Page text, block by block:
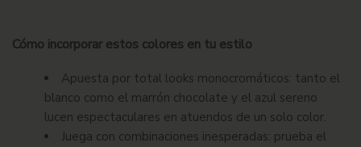
Cómo incorporar estos colores en tu estilo
Apuesta por total looks monocromáticos: tanto el
blanco como el marrón chocolate y el azul sereno
lucen espectaculares en atuendos de un solo color.
Juega con combinaciones inesperadas: prueba el